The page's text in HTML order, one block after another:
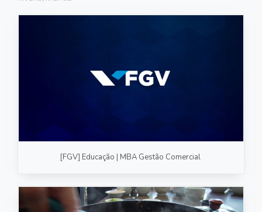
GASTRONOMIA
FOTO/VÍDEO
RECEITA / AULA
[FGV] Educação | MBA Gestão Comercial